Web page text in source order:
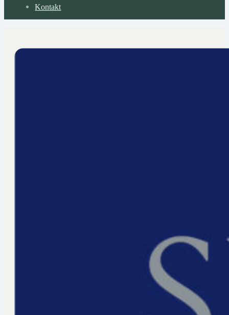
Kontakt